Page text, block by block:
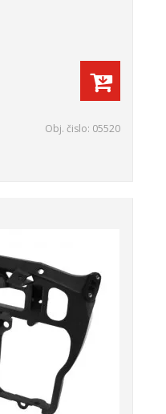
Obj. čislo: 05520